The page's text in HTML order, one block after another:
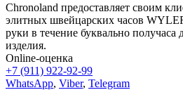
Chronoland предоставляет своим
элитных швейцарских часов
руки в течение буквально получаса
изделия.
Online-оценка
+7 (911) 922-92-99
WhatsApp, Viber, Telegram